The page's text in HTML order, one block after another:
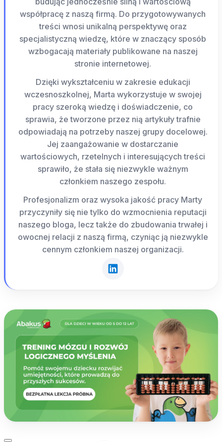
współpracę z naszą firmą. Do przygotowywanych
treści wnosi unikalną perspektywę oraz
specjalistyczną wiedzę, które w znaczący sposób
wzbogacają materiały publikowane na naszej
stronie internetowej.
Dzięki wykształceniu w zakresie edukacji
wczesnoszkolnej, Marta wykorzystuje w swojej
pracy szeroką wiedzę i doświadczenie, co
sprawia, że tworzone przez nią artykuły trafnie
odpowiadają na potrzeby naszej grupy docelowej.
Jej zaangażowanie w dostarczanie
wartościowych, rzetelnych i interesujących treści
sprawiło, że stała się niezwykle ważnym
członkiem naszego zespołu.
Profesjonalizm oraz wysoka jakość pracy Marty
przyczyniły się nie tylko do wzmocnienia reputacji
naszego bloga, lecz także do zbudowania trwałej i
owocnej relacji z naszą firmą, czyniąc ją niezwykle
cennym członkiem naszej organizacji.